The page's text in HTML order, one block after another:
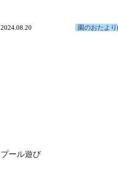
2024.08.20 園のおたよ
プール遊び